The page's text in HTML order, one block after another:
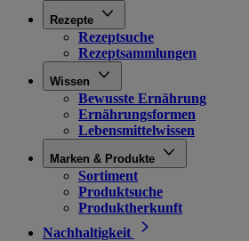
Rezepte
Rezeptsuche
Rezeptsammlungen
Wissen
Bewusste Ernährung
Ernährungsformen
Lebensmittelwissen
Marken & Produkte
Sortiment
Produktsuche
Produktherkunft
Nachhaltigkeit